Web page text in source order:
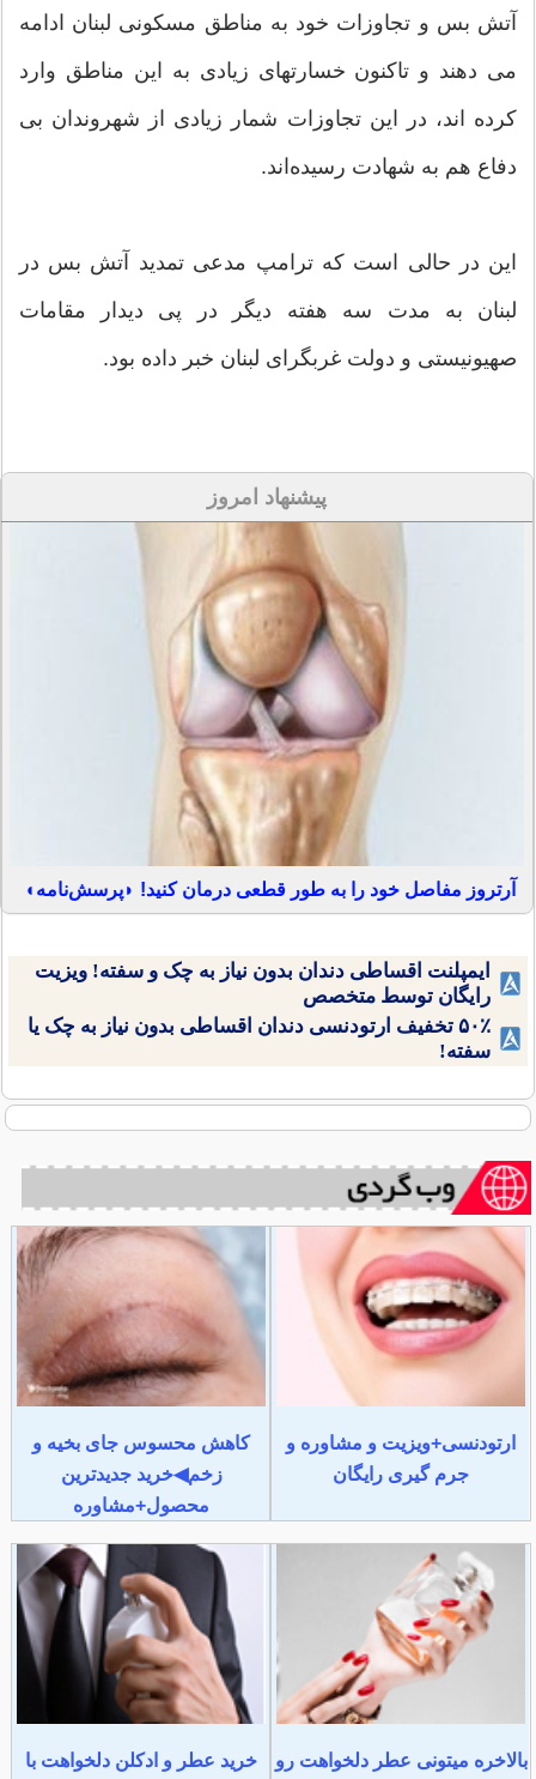
آتش بس و تجاوزات خود به مناطق مسکونی لبنان ادامه
می دهند و تاکنون خسارتهای زیادی به این مناطق وارد
کرده اند، در این تجاوزات شمار زیادی از شهروندان بی
دفاع هم به شهادت رسیده‌اند.
این در حالی است که ترامپ مدعی تمدید آتش بس در
لبنان به مدت سه هفته دیگر در پی دیدار مقامات
صهیونیستی و دولت غربگرای لبنان خبر داده بود.
پیشنهاد امروز
آرتروز مفاصل خود را به طور قطعی درمان کنید! ◗پرسش‌نامه◖
ایمپلنت اقساطی دندان بدون نیاز به چک و سفته! ویزیت
رایگان توسط متخصص
۵۰٪ تخفیف ارتودنسی دندان اقساطی بدون نیاز به چک یا
سفته!
ارتودنسی+ویزیت و مشاوره و
جرم گیری رایگان
کاهش محسوس جای بخیه و
زخم◀خرید جدیدترین
محصول+مشاوره
بالاخره میتونی عطر دلخواهت رو
خرید عطر و ادکلن دلخواهت با